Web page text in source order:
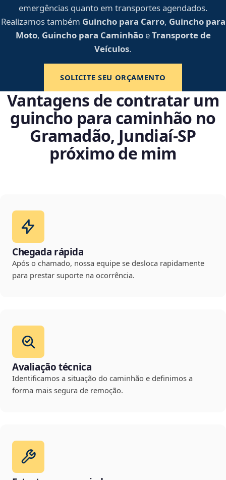
emergências quanto em transportes agendados.
Realizamos também Guincho para Carro, Guincho para
Moto, Guincho para CaminhãoeTransporte de
Veículos.
SOLICITE SEU ORÇAMENTO
Vantagens de contratar um
guincho para caminhão no
Gramadão, Jundiaí‑SP
próximo de mim
Chegada rápida
Após o chamado, nossa equipe se desloca rapidamente
para prestar suporte na ocorrência.
Avaliação técnica
Identificamos a situação do caminhão e definimos a
forma mais segura de remoção.